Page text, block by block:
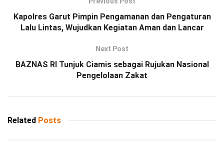
Kapolres Garut Pimpin Pengamanan dan Pengaturan
Lalu Lintas, Wujudkan Kegiatan Aman dan Lancar
Next Post
BAZNAS RI Tunjuk Ciamis sebagai Rujukan Nasional
Pengelolaan Zakat
Related Posts